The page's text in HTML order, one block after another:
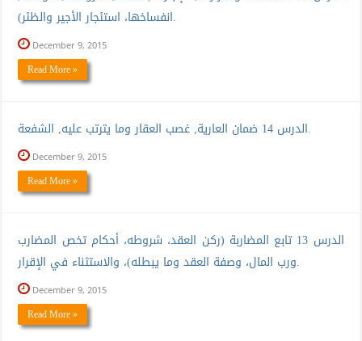
انفساخها، استئجار الأجير والظئر).
December 9, 2015
Read More »
الدرس 14 ضمان العارية, غصب العقار وما يترتب عليه, الشفعة.
December 9, 2015
Read More »
الدرس 13 تابع المضاربة (ركن العقد، شروطه، أحكام تخص المضارب
ورب المال، وصفة العقد وما يبطله)، والاستثناء في الإقرار.
December 9, 2015
Read More »